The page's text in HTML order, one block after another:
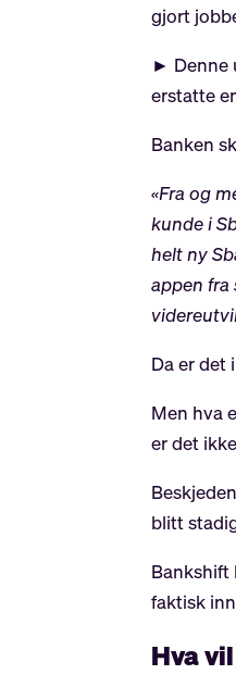
gjort
► Denne
erstatte
Banken
«Fra og
kunde i
helt ny
appen fra
Da er det
Men hva
er det
blitt
Bankshift
faktisk
Hva